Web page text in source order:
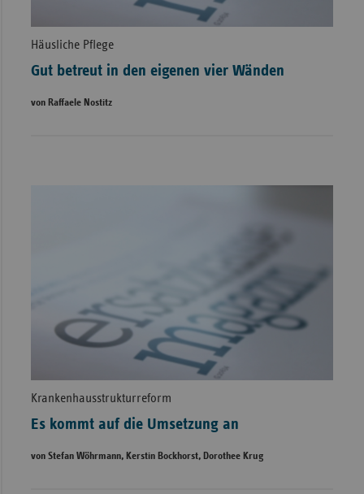
Häusliche Pflege
Gut betreut in den eigenen vier Wänden
von Raffaele Nostitz
Krankenhausstrukturreform
Es kommt auf die Umsetzung an
von Stefan Wöhrmann, Kerstin Bockhorst, Dorothee Krug